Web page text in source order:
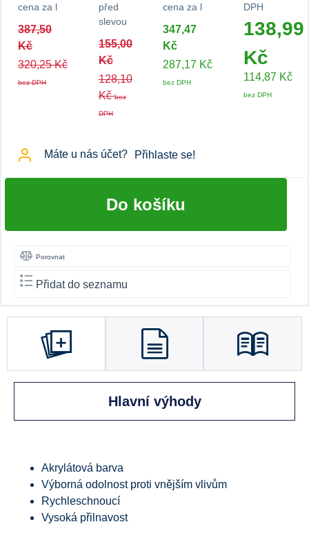
cena za l
387,50
Kč
320,25 Kč
bez DPH
před
slevou
155,00
Kč
128,10
Kčbez
DPH
cena za l
347,47
Kč
287,17 Kč
bez DPH
DPH
138,99
Kč
114,87 Kč
bez DPH
Máte u nás účet? Přihlaste se!
Do košíku
Porovnat
Přidat do seznamu
Hlavní výhody
Akrylátová barva
Výborná odolnost proti vnějším vlivům
Rychleschnoucí
Vysoká přilnavost